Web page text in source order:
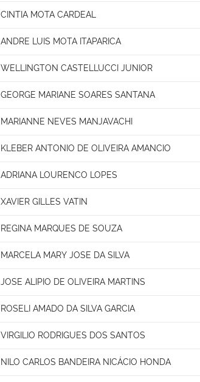
CINTIA MOTA CARDEAL
ANDRE LUIS MOTA ITAPARICA
WELLINGTON CASTELLUCCI JUNIOR
GEORGE MARIANE SOARES SANTANA
MARIANNE NEVES MANJAVACHI
KLEBER ANTONIO DE OLIVEIRA AMANCIO
ADRIANA LOURENCO LOPES
XAVIER GILLES VATIN
REGINA MARQUES DE SOUZA
MARCELA MARY JOSE DA SILVA
JOSE ALIPIO DE OLIVEIRA MARTINS
ROSELI AMADO DA SILVA GARCIA
VIRGILIO RODRIGUES DOS SANTOS
NILO CARLOS BANDEIRA NICÁCIO HONDA